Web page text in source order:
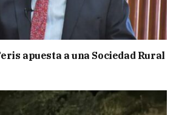
apuesta a una Sociedad Rural